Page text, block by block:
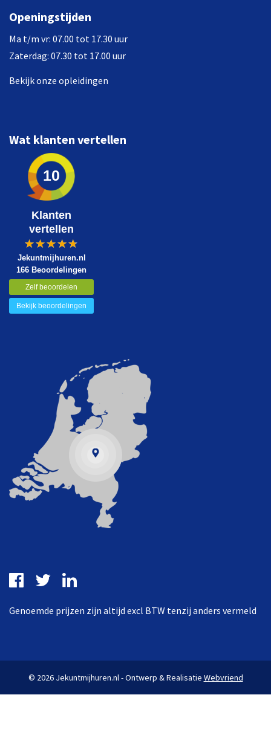
Openingstijden
Ma t/m vr: 07.00 tot 17.30 uur
Zaterdag: 07.30 tot 17.00 uur
Bekijk onze opleidingen
Wat klanten vertellen
10
Klanten
vertellen
Jekuntmijhuren.nl
166 Beoordelingen
Zelf beoordelen
Bekijk beoordelingen
Genoemde prijzen zijn altijd excl BTW tenzij anders vermeld
© 2026 Jekuntmijhuren.nl - Ontwerp & Realisatie Webvriend